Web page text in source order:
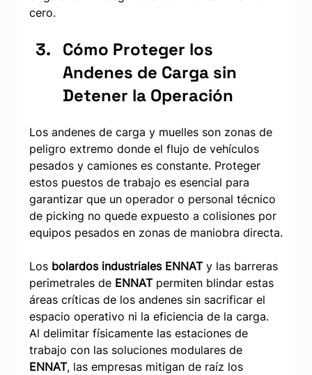
cero.
Cómo Proteger los
Andenes de Carga sin
Detener la Operación
Los andenes de carga y muelles son zonas de
peligro extremo donde el flujo de vehículos
pesados y camiones es constante. Proteger
estos puestos de trabajo es esencial para
garantizar que un operador o personal técnico
de picking no quede expuesto a colisiones por
equipos pesados en zonas de maniobra directa.
Los bolardos industriales ENNAT y las barreras
perimetrales de ENNAT permiten blindar estas
áreas críticas de los andenes sin sacrificar el
espacio operativo ni la eficiencia de la carga.
Al delimitar físicamente las estaciones de
trabajo con las soluciones modulares de
ENNAT, las empresas mitigan de raíz los